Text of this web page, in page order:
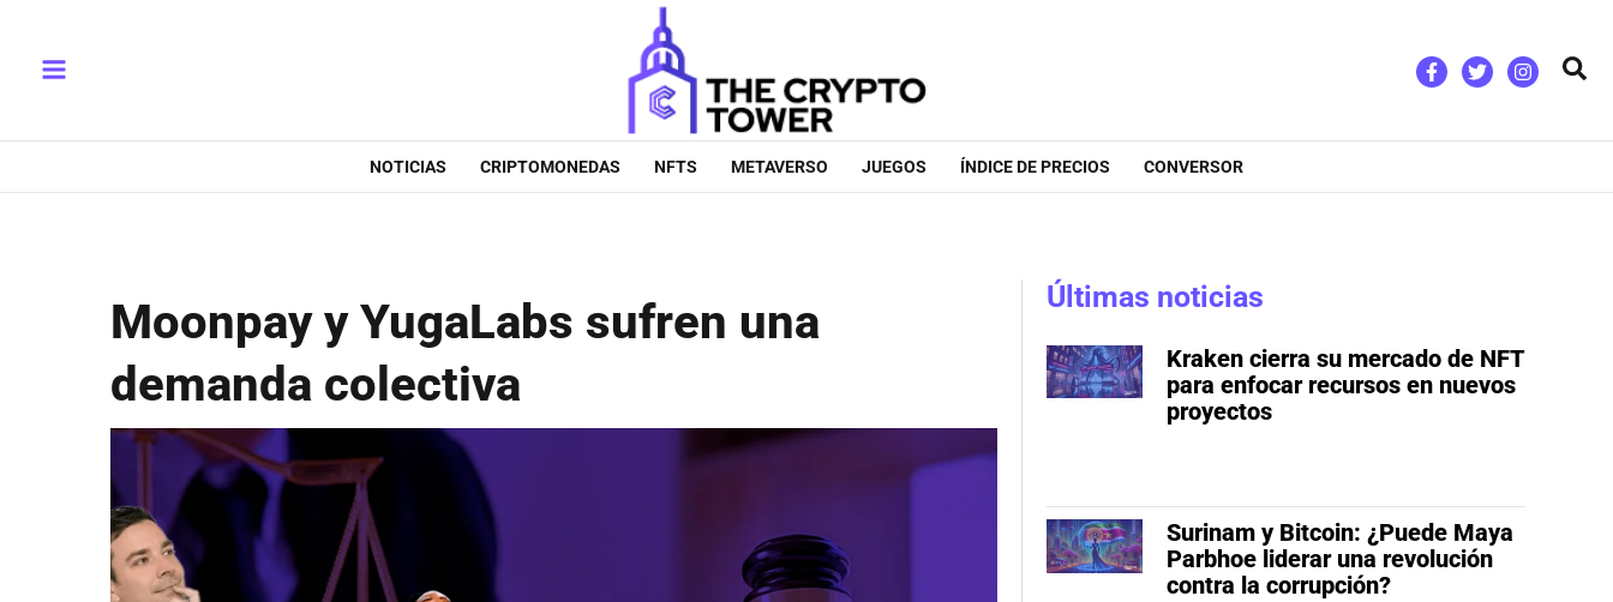
contenido
Menu
NOTICIAS CRIPTOMONEDAS NFTS METAVERSO JUEGOS ÍNDICE DE PRECIOS CONVERSOR
Moonpay y YugaLabs sufren una
demanda colectiva
Últimas noticias
Kraken cierra su mercado de NFT
para enfocar recursos en nuevos
proyectos
Surinam y Bitcoin: ¿Puede Maya
Parbhoe liderar una revolución
contra la corrupción?